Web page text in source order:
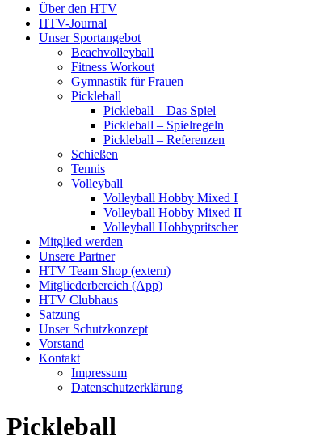
Über den HTV
HTV-Journal
Unser Sportangebot
Beachvolleyball
Fitness Workout
Gymnastik für Frauen
Pickleball
Pickleball – Das Spiel
Pickleball – Spielregeln
Pickleball – Referenzen
Schießen
Tennis
Volleyball
Volleyball Hobby Mixed I
Volleyball Hobby Mixed II
Volleyball Hobbypritscher
Mitglied werden
Unsere Partner
HTV Team Shop (extern)
Mitgliederbereich (App)
HTV Clubhaus
Satzung
Unser Schutzkonzept
Vorstand
Kontakt
Impressum
Datenschutzerklärung
Pickleball